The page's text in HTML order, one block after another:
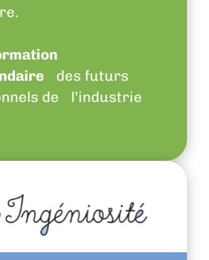
des futurs
de l’industrie